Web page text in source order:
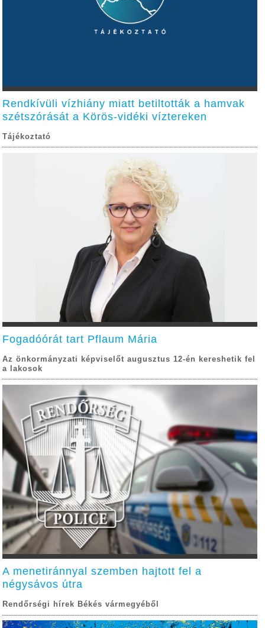
Rendkívüli vízhiány miatt betiltották a hamvak
szétszórását a Körös-vidéki víztereken
Tájékoztató
Fogadóórát tart Pflaum Mária
Az önkormányzati képviselőt augusztus 12-én kereshetik fel
a lakosok
A menetiránnyal szemben hajtott fel a
négysávos útra
Rendőrségi hírek Békés vármegyéből